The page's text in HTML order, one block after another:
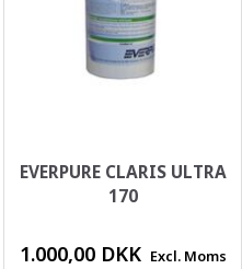
EVERPURE CLARIS ULTRA
170
1.000,00 DKK Excl. Moms